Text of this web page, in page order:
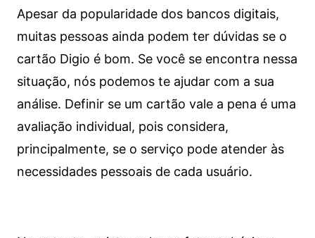
Apesar da popularidade dos bancos digitais,
muitas pessoas ainda podem ter dúvidas se o
cartão Digio é bom. Se você se encontra nessa
situação, nós podemos te ajudar com a sua
análise. Definir se um cartão vale a pena é uma
avaliação individual, pois considera,
principalmente, se o serviço pode atender às
necessidades pessoais de cada usuário.